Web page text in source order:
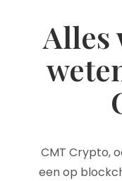
Alles
CMT Crypto,
een op